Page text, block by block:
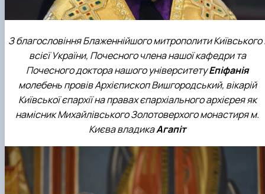
З благословіння Блаженнійшого митрополити Київського
всієї України, Почесного члена нашої кафедри та
Почесного доктора нашого університетуЕпіфанія
молебень провів Архієпископ Вишгородський, вікарій
Київської єпархії на правах єпархіального архієрея як
намісник Михайлівського Золотоверхого монастиря м.
Києва владикаАгапіт